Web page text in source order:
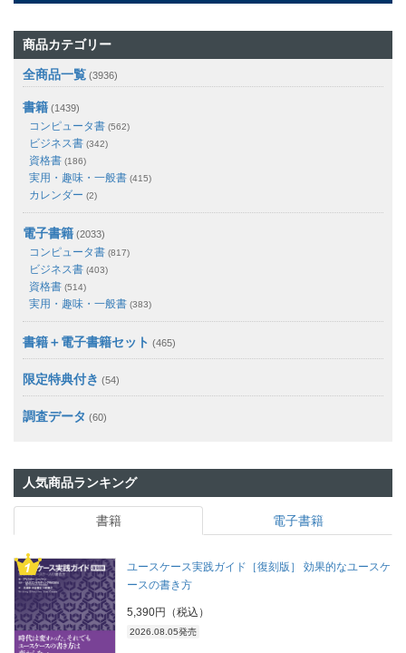
商品カテゴリー
全商品一覧 (3936)
書籍 (1439)
コンピュータ書 (562)
ビジネス書 (342)
資格書 (186)
実用・趣味・一般書 (415)
カレンダー (2)
電子書籍 (2033)
コンピュータ書 (817)
ビジネス書 (403)
資格書 (514)
実用・趣味・一般書 (383)
書籍＋電子書籍セット (465)
限定特典付き (54)
調査データ (60)
人気商品ランキング
書籍 電子書籍
ユースケース実践ガイド［復刻版］ 効果的なユースケ
ースの書き方
5,390円（税込）
2026.08.05発売